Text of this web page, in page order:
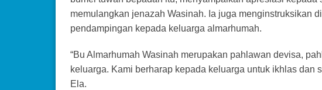
memulangkan jenazah Wasinah. Ia juga menginstruksikan
pendampingan kepada keluarga almarhumah.
“Bu Almarhumah Wasinah merupakan pahlawan devisa,
keluarga. Kami berharap kepada keluarga untuk ikhlas dan
Ela.